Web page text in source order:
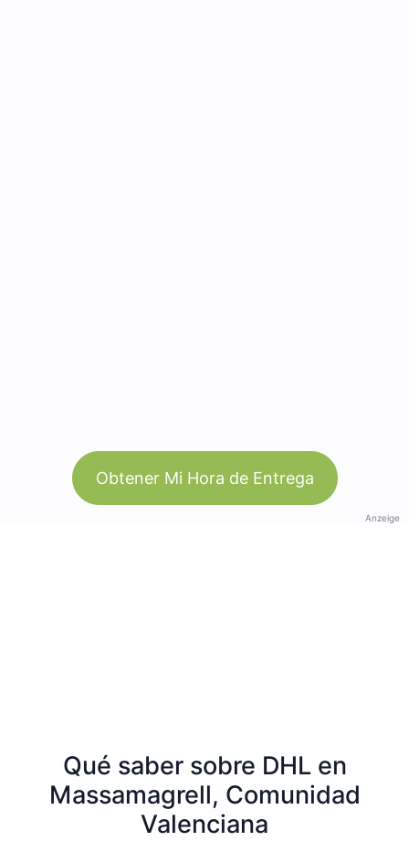
Obtener Mi Hora de Entrega
Anzeige
Qué saber sobre DHL en
Massamagrell, Comunidad
Valenciana